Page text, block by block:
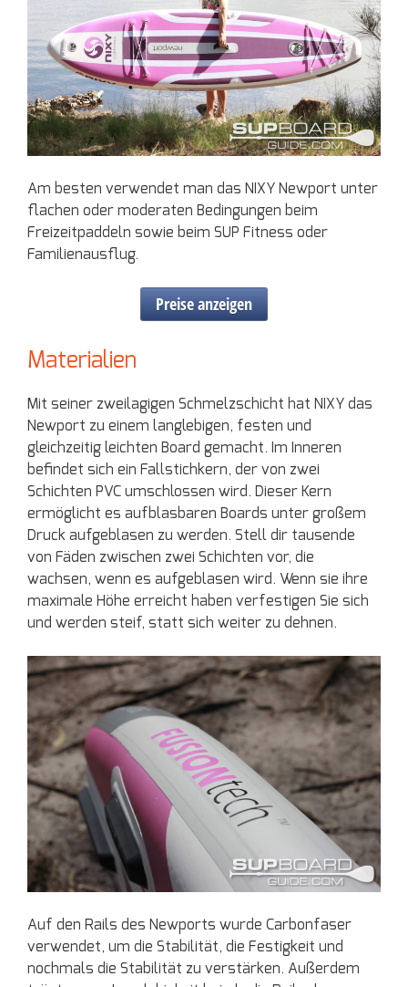
Am besten verwendet man das NIXY Newport unter
flachen oder moderaten Bedingungen beim
Freizeitpaddeln sowie beim SUP Fitness oder
Familienausflug.
Preise anzeigen
Materialien
Mit seiner zweilagigen Schmelzschicht hat NIXY das
Newport zu einem langlebigen, festen und
gleichzeitig leichten Board gemacht. Im Inneren
befindet sich ein Fallstichkern, der von zwei
Schichten PVC umschlossen wird. Dieser Kern
ermöglicht es aufblasbaren Boards unter großem
Druck aufgeblasen zu werden. Stell dir tausende
von Fäden zwischen zwei Schichten vor, die
wachsen, wenn es aufgeblasen wird. Wenn sie ihre
maximale Höhe erreicht haben verfestigen Sie sich
und werden steif, statt sich weiter zu dehnen.
Auf den Rails des Newports wurde Carbonfaser
verwendet, um die Stabilität, die Festigkeit und
nochmals die Stabilität zu verstärken. Außerdem